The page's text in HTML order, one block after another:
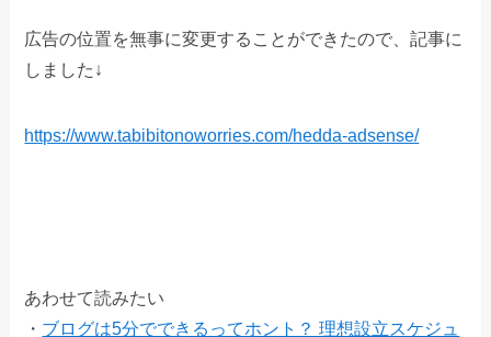
広告の位置を無事に変更することができたので、記事に
しました↓
https://www.tabibitonoworries.com/hedda-adsense/
あわせて読みたい
・ ブログは5分でできるってホント？ 理想設立スケジュ